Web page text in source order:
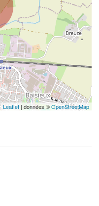
Leaflet | données ©OpenStreetMap